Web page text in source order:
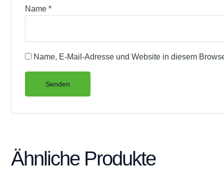
Name *
Name, E-Mail-Adresse und Website in diesem
Ähnliche Produkte